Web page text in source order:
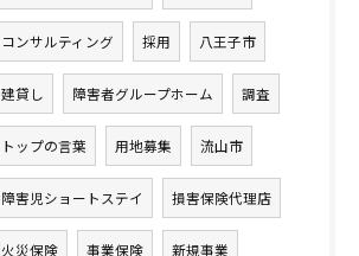
コンサルティング 採用 八王子市
建貸し 障害者グループホーム 調査
トップの言葉 用地募集 流山市
障害児ショートステイ 損害保険代理店
火災保険 事業保険 新規事業